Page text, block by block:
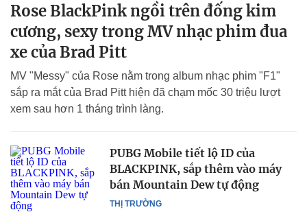
Rose BlackPink ngồi trên đống kim
cương, sexy trong MV nhạc phim đua
xe của Brad Pitt
MV "Messy" của Rose nằm trong album nhạc phim "F1"
sắp ra mắt của Brad Pitt hiện đã chạm mốc 30 triệu lượt
xem sau hơn 1 tháng trình làng.
THỊ TRƯỜNG
PUBG Mobile tiết lộ ID của
BLACKPINK, sắp thêm vào máy
bán Mountain Dew tự động